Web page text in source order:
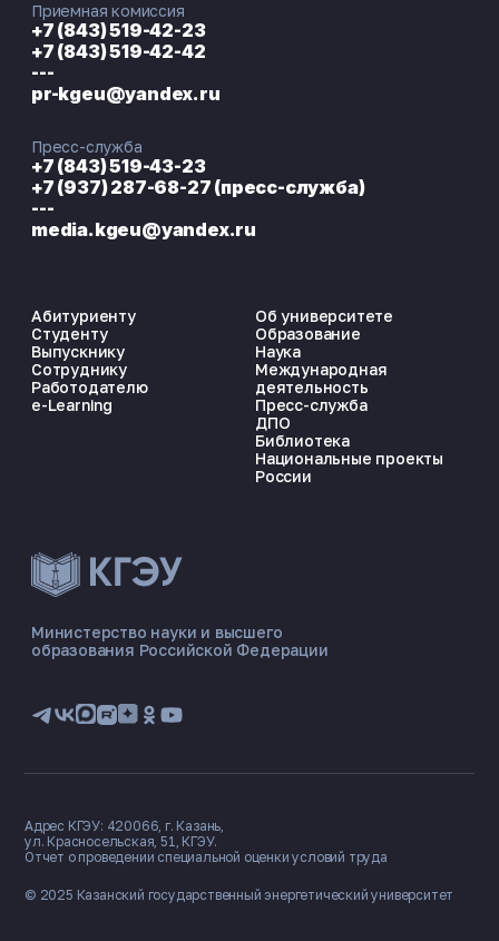
ЭНЕРГОКОД — ПОМОЩНИК КГЭУ
📋 Приёмная комиссия
🏠 Общежитие
Министерство науки и высшего
образования Российской Федерации
Абитуриенту
Студенту
Выпускнику
Сотруднику
Работодателю
e-Learning
Об университете
Образование
Наука
Международная
деятельность
Пресс-служба
ДПО
Библиотека
Национальные проекты
России
Приемная комиссия
+7 (843) 519-42-23
+7 (843) 519-42-42
---
pr-kgeu@yandex.ru
Пресс-служба
+7 (843) 519-43-23
+7 (937) 287-68-27 (пресс-служба)
---
media.kgeu@yandex.ru
© 2025 Казанский государственный энергетический университет
Адрес КГЭУ: 420066, г. Казань,
ул. Красносельская, 51, КГЭУ.
Отчет о проведении специальной оценки условий труда